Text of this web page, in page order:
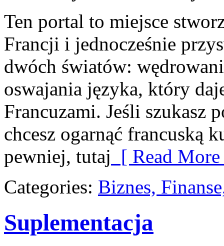
Ten portal to miejsce
Francji i jednocześnie
dwóch światów:
oswajania języka, który
Francuzami. Jeśli szukasz
chcesz ogarnąć francuską
pewniej, tutaj [ Read
Categories: Biznes,
Suplementacja